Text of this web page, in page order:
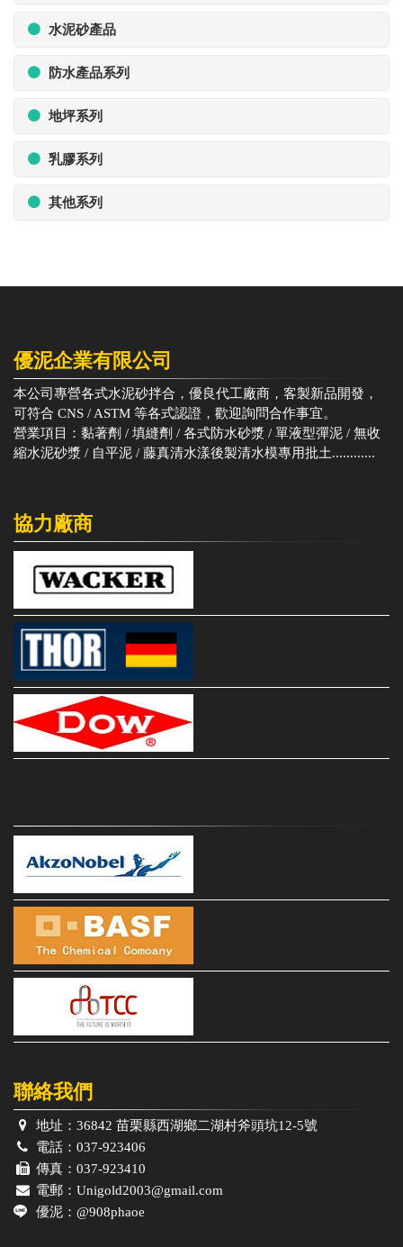
水泥砂產品
防水產品系列
地坪系列
乳膠系列
其他系列
優泥企業有限公司
本公司專營各式水泥砂拌合，優良代工廠商，客製新品開發，
可符合 CNS / ASTM 等各式認證，歡迎詢問合作事宜。
營業項目：黏著劑 / 填縫劑 / 各式防水砂漿 / 單液型彈泥 / 無收
縮水泥砂漿 / 自平泥 / 藤真清水漾後製清水模專用批土............
協力廠商
聯絡我們
地址： 36842 苗栗縣西湖鄉二湖村斧頭坑12-5號
電話： 037-923406
傳真： 037-923410
電郵： Unigold2003@gmail.com
優泥： @908phaoe